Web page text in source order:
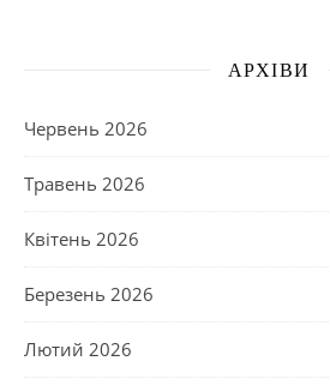
АРХІВИ
Червень 2026
Травень 2026
Квітень 2026
Березень 2026
Лютий 2026